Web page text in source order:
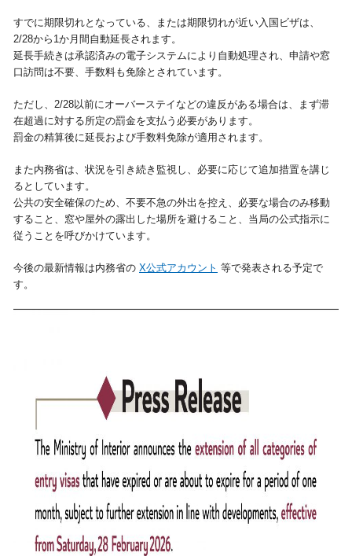
採用情報 企業情報
お問合わせ
すでに期限切れとなっている、または期限切れが近い入国ビザは、
2/28から1か月間自動延長されます。
延長手続きは承認済みの電子システムにより自動処理され、申請や窓
口訪問は不要、手数料も免除とされています。
ただし、2/28以前にオーバーステイなどの違反がある場合は、まず滞
在超過に対する所定の罰金を支払う必要があります。
罰金の精算後に延長および手数料免除が適用されます。
また内務省は、状況を引き続き監視し、必要に応じて追加措置を講じ
るとしています。
公共の安全確保のため、不要不急の外出を控え、必要な場合のみ移動
すること、窓や屋外の露出した場所を避けること、当局の公式指示に
従うことを呼びかけています。
今後の最新情報は内務省の X公式アカウント 等で発表される予定で
す。